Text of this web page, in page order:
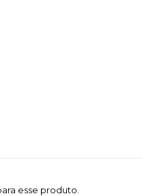
esse produto.